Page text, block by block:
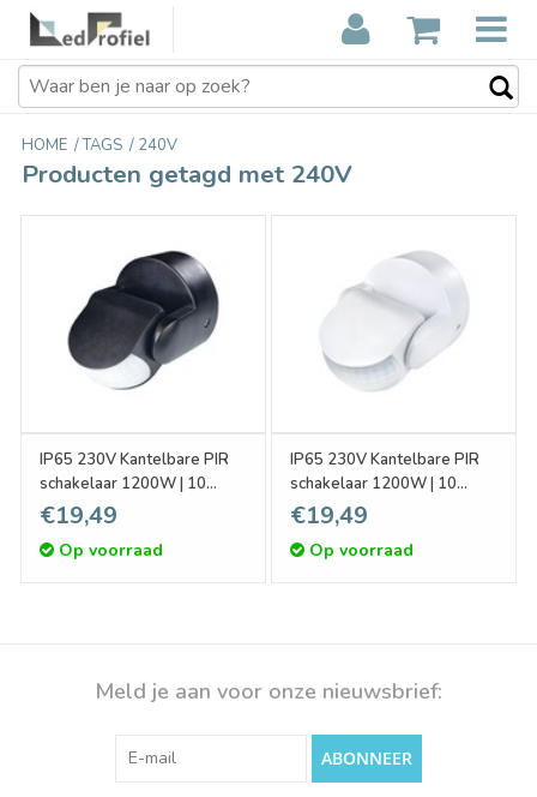
HOME /TAGS / 240V
Producten getagd met 240V
IP65 230V Kantelbare PIR
schakelaar 1200W | 10
€19,49
Op voorraad
IP65 230V Kantelbare PIR
schakelaar 1200W | 10
~900sec | 12m - Wit
€19,49
Op voorraad
Meld je aan voor onze nieuwsbrief:
ABONNEER